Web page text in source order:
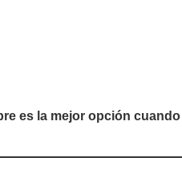
es la mejor opción